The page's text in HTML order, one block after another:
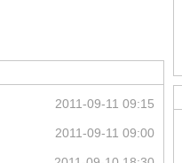
2011-09-11 09:15
2011-09-11 09:00